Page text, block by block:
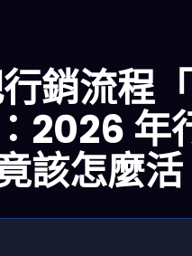
銷流程
2026 年
該怎麼